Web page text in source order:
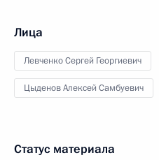
Лица
Левченко Сергей Георгиевич
Цыденов Алексей Самбуевич
Статус материала